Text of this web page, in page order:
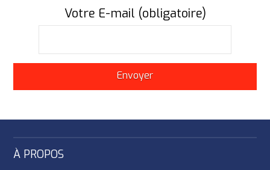
Votre E-mail (obligatoire)
À PROPOS